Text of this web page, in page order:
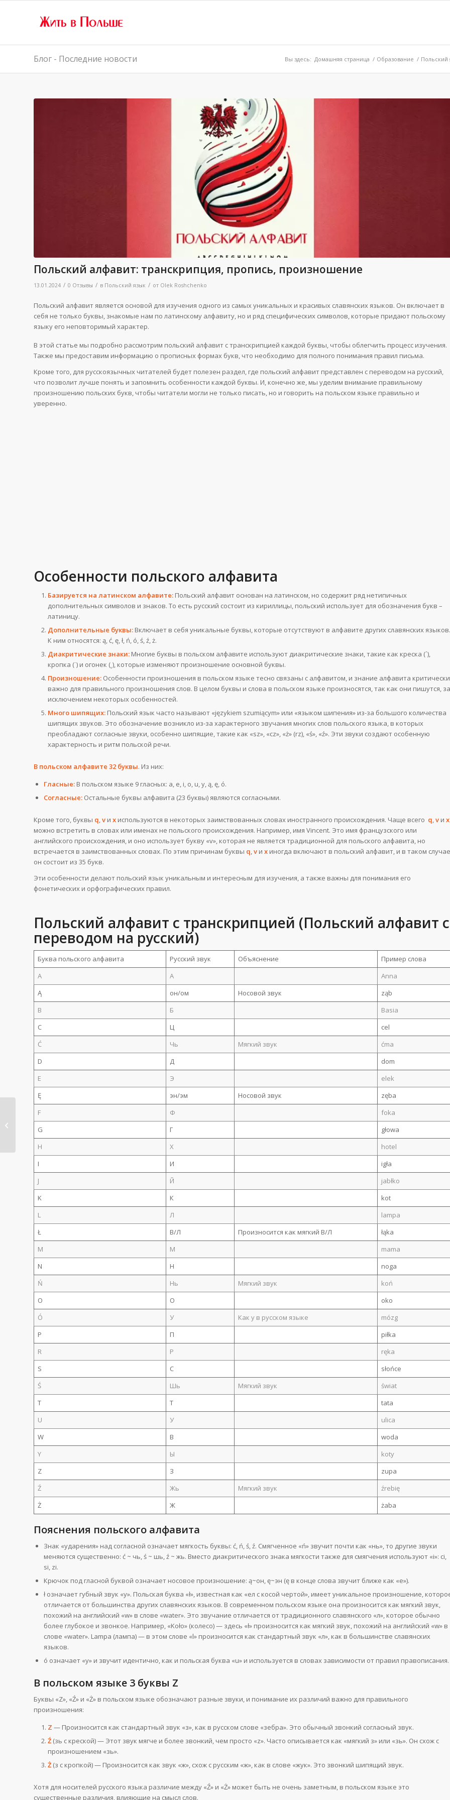
Блог - Последние новости Вы здесь: Домашняя страница / Образование / Польский
Польский алфавит: транскрипция, пропись, произношение
13.01.2024 / 0 Отзывы / в Польский язык / от Olek Roshchenko
Польский алфавит является основой для изучения одного из самых уникальных и красивых славянских языков. Он включает в
себя не только буквы, знакомые нам по латинскому алфавиту, но и ряд специфических символов, которые придают польскому
языку его неповторимый характер.
В этой статье мы подробно рассмотрим польский алфавит с транскрипцией каждой буквы, чтобы облегчить процесс изучения.
Также мы предоставим информацию о прописных формах букв, что необходимо для полного понимания правил письма.
Кроме того, для русскоязычных читателей будет полезен раздел, где польский алфавит представлен с переводом на русский,
что позволит лучше понять и запомнить особенности каждой буквы. И, конечно же, мы уделим внимание правильному
произношению польских букв, чтобы читатели могли не только писать, но и говорить на польском языке правильно и
уверенно.
Особенности польского алфавита
Базируется на латинском алфавите: Польский алфавит основан на латинском, но содержит ряд нетипичных
дополнительных символов и знаков. То есть русский состоит из кириллицы, польский использует для обозначения букв –
латиницу.
Дополнительные буквы: Включает в себя уникальные буквы, которые отсутствуют в алфавите других славянских языков.
К ним относятся: ą, ć, ę, ł, ń, ó, ś, ź, ż.
Диакритические знаки: Многие буквы в польском алфавите используют диакритические знаки, такие как креска (´),
кропка (˙) и огонек (˛), которые изменяют произношение основной буквы.
Произношение: Особенности произношения в польском языке тесно связаны с алфавитом, и знание алфавита критически
важно для правильного произношения слов. В целом буквы и слова в польском языке произносятся, так как они пишутся, за
исключением некоторых особенностей.
Много шипящих: Польский язык часто называют «językiem szumiącym» или «языком шипения» из-за большого количества
шипящих звуков. Это обозначение возникло из-за характерного звучания многих слов польского языка, в которых
преобладают согласные звуки, особенно шипящие, такие как «sz», «cz», «ż» (rz), «ś», «ź». Эти звуки создают особенную
характерность и ритм польской речи.
В польском алфавите 32 буквы. Из них:
Гласные: В польском языке 9 гласных: a, e, i, o, u, y, ą, ę, ó.
Согласные: Остальные буквы алфавита (23 буквы) являются согласными.
Кроме того, буквы q,v и x используются в некоторых заимствованных словах иностранного происхождения. Чаще всего q,v и x
можно встретить в словах или именах не польского происхождения. Например, имя Vincent. Это имя французского или
английского происхождения, и оно использует букву «v», которая не является традиционной для польского алфавита, но
встречается в заимствованных словах. По этим причинам буквы q,v и x иногда включают в польский алфавит, и в таком случае
он состоит из 35 букв.
Эти особенности делают польский язык уникальным и интересным для изучения, а также важны для понимания его
фонетических и орфографических правил.
Польский алфавит с транскрипцией (Польский алфавит с
переводом на русский)
Буква польского алфавита Русский звук Объяснение
Пример слова
A
А
Anna
Ą
он/ом Носовой звук
ząb
B
Б
Basia
C
Ц
cel
Ć
Чь Мягкий звук
ćma
D
Д
dom
E
Э
elek
Ę
эн/эм Носовой звук
zęba
F
Ф
foka
G
Г
głowa
H
Х
hotel
I
И
igła
J
Й
jabłko
K
К
kot
L
Л
lampa
Ł
В/Л Произносится как мягкий В/Л
łąka
M
М
mama
N
Н
noga
Ń
Нь Мягкий звук
koń
O
О
oko
Ó
У Как у в русском языке
mózg
P
П
piłka
R
Р
ręka
S
С
słońce
Ś
Шь Мягкий звук
świat
T
Т
tata
U
У
ulica
W
В
woda
Y
Ы
koty
Z
З
zupa
Ź
Жь Мягкий звук
źrebię
Ż
Ж żaba
Пояснения польского алфавита
Знак «ударения» над согласной означает мягкость буквы: ć, ń, ś, ź. Смягченное «ń» звучит почти как «нь», то другие звуки
меняются существенно: ć ~ чь, ś ~ шь, ź ~ жь. Вместо диакритического знака мягкости также для смягчения используют «i»: ci,
si, zi.
Крючок под гласной буквой означает носовое произношение: ą~он, ę~эн (ę в конце слова звучит ближе как «e»).
ł означает губный звук «у». Польская буква «ł», известная как «ел с косой чертой», имеет уникальное произношение,
отличается от большинства других славянских языков. В современном польском языке она произносится как мягкий звук,
похожий на английский «w» в слове «water». Это звучание отличается от традиционного славянского «л», которое обычно
более глубокое и звонкое. Например, «Koło» (колесо) — здесь «ł» произносится как мягкий звук, похожий на английский «w» в
слове «water». Lampa (лампа) — в этом слове «l» произносится как стандартный звук «л», как в большинстве славянских
языков.
ó означает «у» и звучит идентично, как и польская буква «u» и используется в словах зависимости от правил правописания.
В польском языке 3 буквы Z
Буквы «Z», «Ź» и «Ż» в польском языке обозначают разные звуки, и понимание их различий важно для правильного
произношения:
Z — Произносится как стандартный звук «з», как в русском слове «зебра». Это обычный звонкий согласный звук.
Ź (зь с креской) — Этот звук мягче и более звонкий, чем просто «z». Часто описывается как «мягкий з» или «зь». Он схож с
произношением «зь».
Ż (з с кропкой) — Произносится как звук «ж», схож с русским «ж», как в слове «жук». Это звонкий шипящий звук.
Хотя для носителей русского языка различие между «Ź» и «Ż» может быть не очень заметным, в польском языке это
существенные различия, влияющие на смысл слов.
Масштабные
нарушения ГП
Документ на сумму...